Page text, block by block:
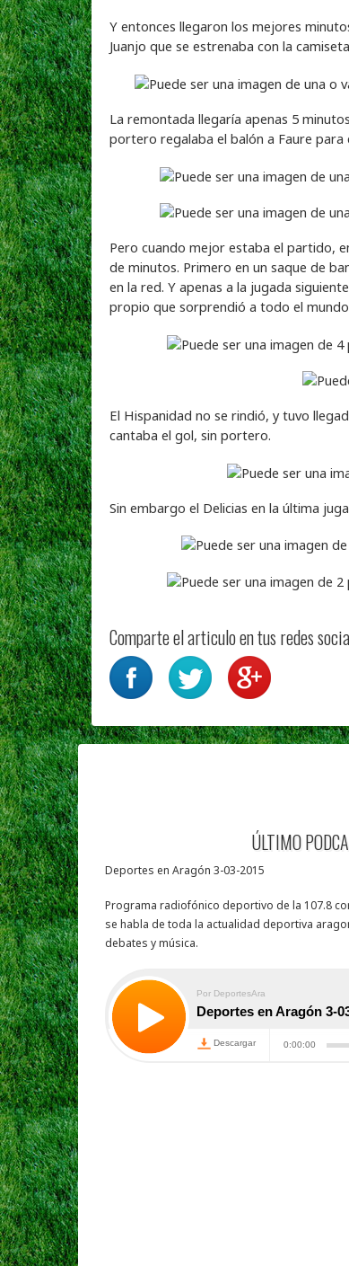
Y entonces llegaron los mejores
Juanjo que se estrenaba con la
La remontada llegaría apenas 5
portero regalaba el balón a Faure
Pero cuando mejor estaba el partido,
de minutos. Primero en un saque de
en la red. Y apenas a la jugada
propio que sorprendió a todo el
El Hispanidad no se rindió, y tuvo
cantaba el gol, sin portero.
Sin embargo el Delicias en la última
Comparte el articulo en tus redes
ÚLTIMO
Deportes en Aragón 3-03-2015
Programa radiofónico deportivo de la 107.8
se habla de toda la actualidad deportiva
debates y música.